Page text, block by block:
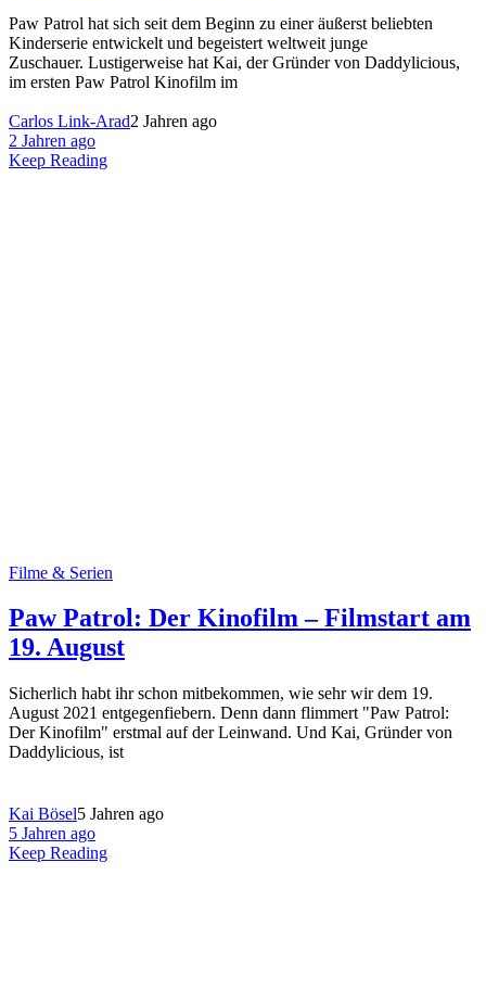
Paw Patrol hat sich seit dem Beginn zu einer äußerst beliebten
Kinderserie entwickelt und begeistert weltweit junge
Zuschauer. Lustigerweise hat Kai, der Gründer von Daddylicious,
im ersten Paw Patrol Kinofilm im
Carlos Link-Arad2 Jahren ago
2 Jahren ago
Keep Reading
Filme & Serien
Paw Patrol: Der Kinofilm – Filmstart am
19. August
Sicherlich habt ihr schon mitbekommen, wie sehr wir dem 19.
August 2021 entgegenfiebern. Denn dann flimmert "Paw Patrol:
Der Kinofilm" erstmal auf der Leinwand. Und Kai, Gründer von
Daddylicious, ist
Kai Bösel5 Jahren ago
5 Jahren ago
Keep Reading